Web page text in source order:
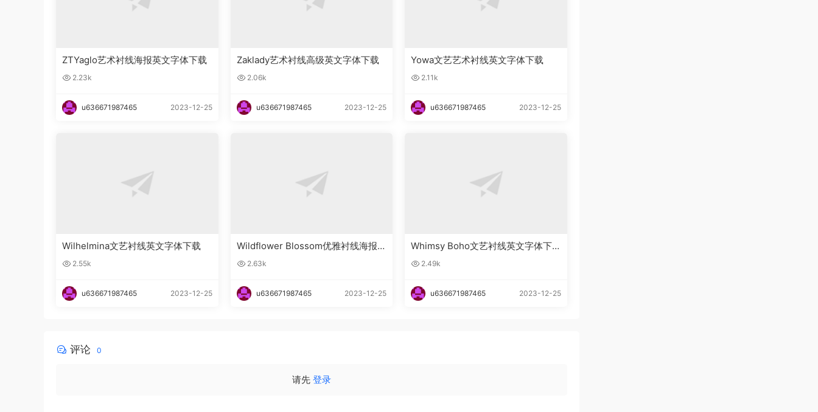
ZTYaglo艺术衬线海报英文字体下载
2.23k
u636671987465 2023-12-25
Zaklady艺术衬线高级英文字体下载
2.06k
u636671987465 2023-12-25
Yowa文艺艺术衬线英文字体下载
2.11k
u636671987465 2023-12-25
Wilhelmina文艺衬线英文字体下载
2.55k
u636671987465 2023-12-25
Wildflower Blossom优雅衬线海报英
文字体下载
2.63k
u636671987465 2023-12-25
Whimsy Boho文艺衬线英文字体下
载 2.49k
u636671987465 2023-12-25
评论 0
请先 登录